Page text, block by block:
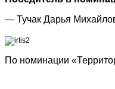
— Тучак Дарья
По номинации